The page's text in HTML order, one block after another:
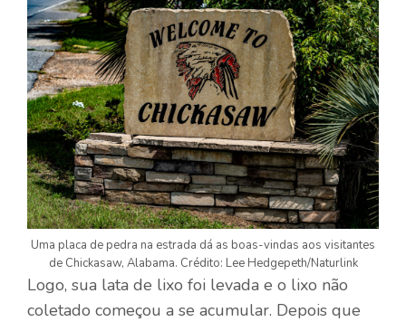
Uma placa de pedra na estrada dá as boas-vindas aos visitantes
de Chickasaw, Alabama. Crédito: Lee Hedgepeth/Naturlink
Logo, sua lata de lixo foi levada e o lixo não
coletado começou a se acumular. Depois que